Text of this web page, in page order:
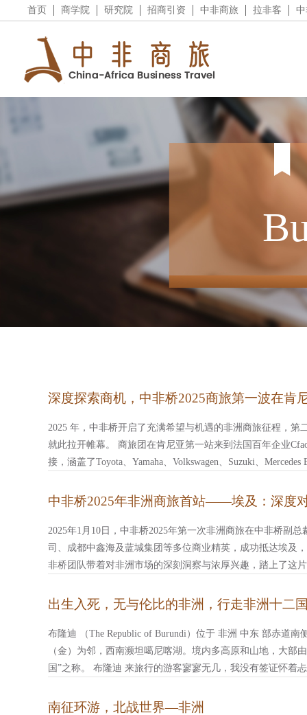
首页 商学院 研究院 招商引资 中非商旅 拉非客
深度探索商机，中非桥2025商旅第一波在肯
2025 年，中非桥开启了充满希望与机遇的非洲商旅征程，
就此拉开帷幕。 商旅团在肯尼亚第一站来到法国百年企业
接，涵盖了Toyota、Yamaha、Volkswagen、Suzuki、
中非桥2025年非洲商旅首站——埃及：深度
2025年1月10日，中非桥2025年第一次非洲商旅在中非桥副
司、成都中鑫海及蓝城集团等多位商业精英，成功抵达埃及
非桥团队带着对非洲市场的深刻洞察与浓厚兴趣，踏上了这
出生入死，无与伦比的非洲，行走非洲十二
布隆迪 （The Republic of Burundi）位于 非洲 中东 部赤道
（金）为邻，西南濒坦噶尼喀湖。境内多高原和山地，大部
国”之称。 布隆迪 来旅行的游客寥寥无几，我没有签证怀着
南征环游，北战世界—非洲